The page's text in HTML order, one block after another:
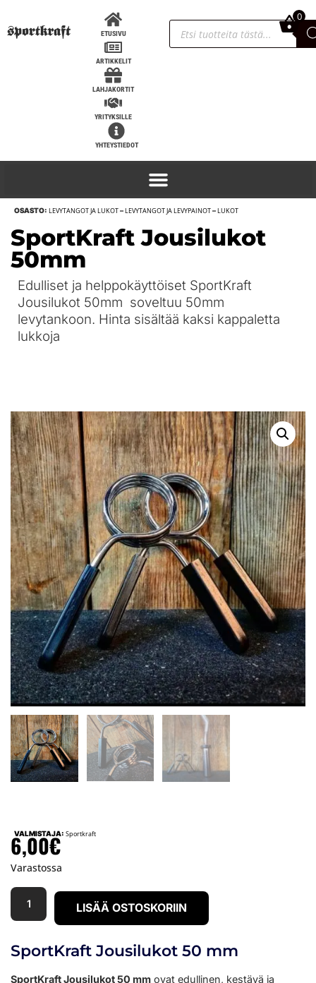
Inzer Atomic polvisiteet, IPF
hyväksytty - 3m
ETUSIVU
ARTIKKELIT
LAHJAKORTIT
YRITYKSILLE
YHTEYSTIEDOT
0,00€
0
OSASTO: LEVYTANGOT JA LUKOT–LEVYTANGOT JA LEVYPAINOT–LUKOT
SportKraft Jousilukot
50mm
Edulliset ja helppokäyttöiset SportKraft
Jousilukot 50mm soveltuu 50mm
levytankoon. Hinta sisältää kaksi kappaletta
lukkoja
VALMISTAJA: Sportkraft
6,00€
Varastossa
LISÄÄ OSTOSKORIIN
SportKraft Jousilukot 50 mm
SportKraft Jousilukot 50 mm ovat edullinen, kestävä ja